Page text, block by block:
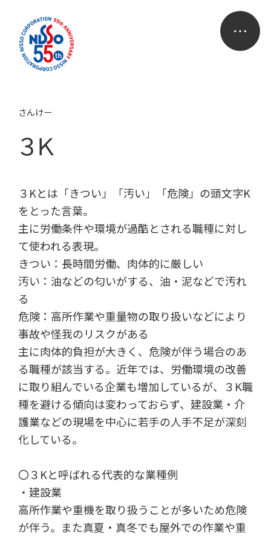
３Ｋ
さんけー
３Kとは「きつい」「汚い」「危険」の頭文字K
をとった言葉。
主に労働条件や環境が過酷とされる職種に対し
て使われる表現。
きつい：長時間労働、肉体的に厳しい
汚い：油などの匂いがする、油・泥などで汚れ
る
危険：高所作業や重量物の取り扱いなどにより
事故や怪我のリスクがある
主に肉体的負担が大きく、危険が伴う場合のあ
る職種が該当する。近年では、労働環境の改善
に取り組んでいる企業も増加しているが、３K職
種を避ける傾向は変わっておらず、建設業・介
護業などの現場を中心に若手の人手不足が深刻
化している。
〇３Kと呼ばれる代表的な業種例
・建設業
高所作業や重機を取り扱うことが多いため危険
が伴う。また真夏・真冬でも屋外での作業や重